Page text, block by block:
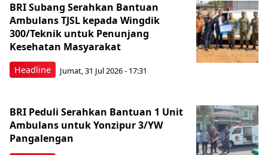
Headline
BRI Subang Serahkan Bantuan
Ambulans TJSL kepada Wingdik
300/Teknik untuk Penunjang
Kesehatan Masyarakat ​
Jumat, 31 Jul 2026 - 17:31
BRI Peduli Serahkan Bantuan 1 Unit
Ambulans untuk Yonzipur 3/YW
Pangalengan